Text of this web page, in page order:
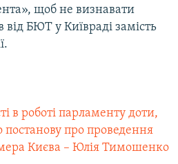
щоб не визнавати
вiд БЮТ у Київрадi замiсть
в роботі парламенту доти,
постанову про проведення
Києва – Юлія Тимошенко